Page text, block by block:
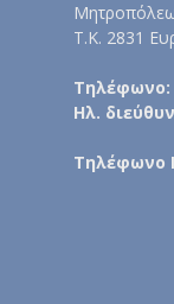
Τ.Κ. 2831
Τηλέφωνο:
Ηλ.
Τηλέφωνο